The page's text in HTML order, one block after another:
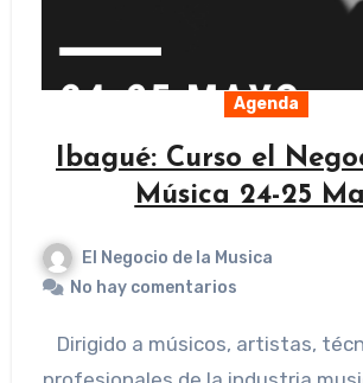
Agenda
Ibagué: Curso el
Música 24-25
El Negocio de la Musica
No hay comentarios
Dirigido a músicos, artistas, técnicos y otros